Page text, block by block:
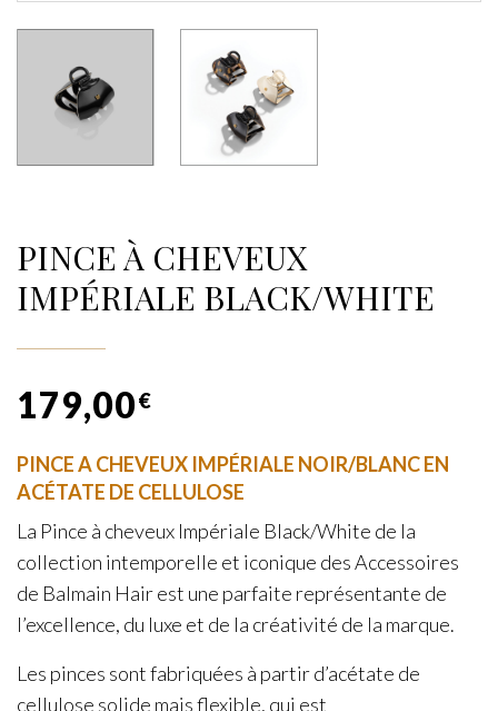
PINCE À CHEVEUX
IMPÉRIALE BLACK/WHITE
179,00€
PINCE A CHEVEUX IMPÉRIALE NOIR/BLANC EN
ACÉTATE DE CELLULOSE
La Pince à cheveux Impériale Black/White de la
collection intemporelle et iconique des Accessoires
de Balmain Hair est une parfaite représentante de
l’excellence, du luxe et de la créativité de la marque.
Les pinces sont fabriquées à partir d’acétate de
cellulose solide mais flexible, qui est